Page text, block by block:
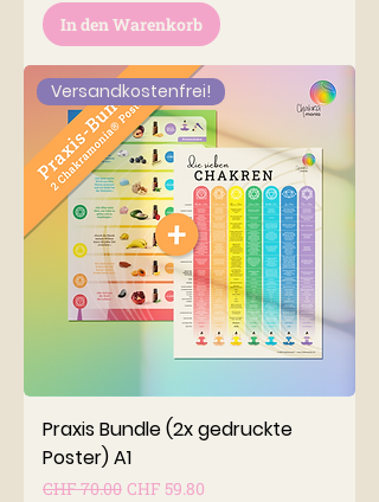
In den Warenkorb
Versandkostenfrei!
Praxis Bundle (2x gedruckte
Poster) A1
Standardpreis
CHF 70.00 Sale-Preis
CHF 59.80